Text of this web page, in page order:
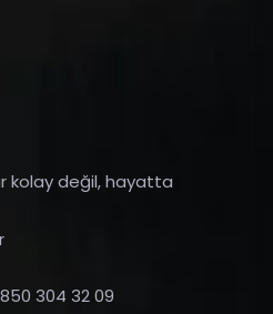
kolay değil, hayatta
304 32 09